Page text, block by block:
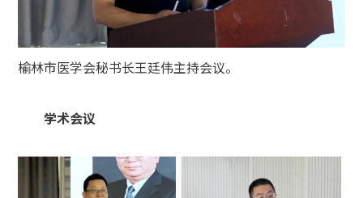
榆林市医学会秘书长王廷伟主持会议。
学术会议